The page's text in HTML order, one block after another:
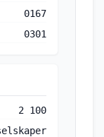
0167
0301
2 100